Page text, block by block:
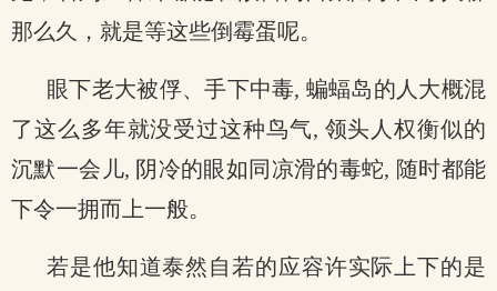
那么久，就是等这些倒霉蛋呢。
眼下老大被俘、手下中毒, 蝙蝠岛的人大概混
了这么多年就没受过这种鸟气, 领头人权衡似的
沉默一会儿, 阴冷的眼如同凉滑的毒蛇, 随时都能
下令一拥而上一般。
若是他知道泰然自若的应容许实际上下的是